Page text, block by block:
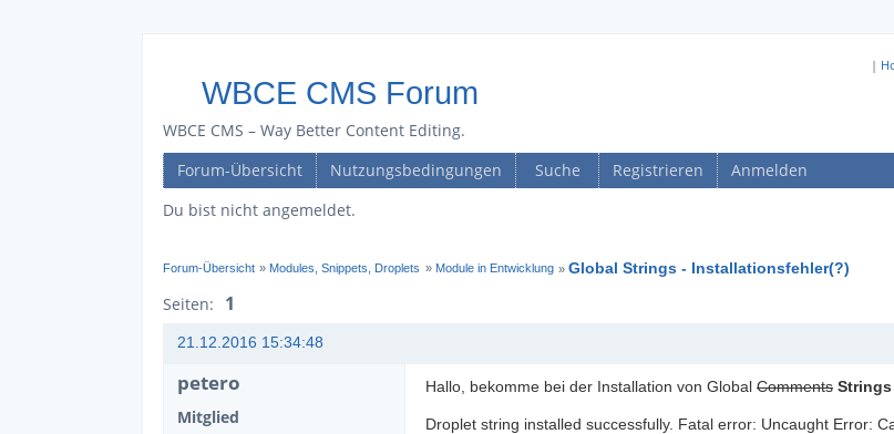
|
WBCE CMS Forum
WBCE CMS – Way Better Content Editing.
Forum-Übersicht
Nutzungsbedingungen Suche Registrieren
Anmelden
Du bist nicht angemeldet.
Forum-Übersicht » Modules, Snippets, Droplets » Module in Entwicklung »Global Strings - Installationsfehler(?)
Seiten: 1
21.12.2016 15:34:48
petero
Mitglied
Hallo, bekomme bei der Installation von Global Comments Strings
Droplet string installed successfully. Fatal error: Uncaught Error: